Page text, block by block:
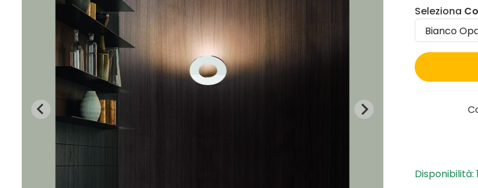
Seleziona
Disponibilità: